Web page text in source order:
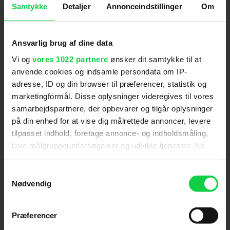
Samtykke Detaljer Annonceindstillinger Om
Ansvarlig brug af dine data
Vi og vores 1022 partnere ønsker dit samtykke til at
anvende cookies og indsamle persondata om IP-
adresse, ID og din browser til præferencer, statistik og
marketingformål. Disse oplysninger videregives til vores
samarbejdspartnere, der opbevarer og tilgår oplysninger
på din enhed for at vise dig målrettede annoncer, levere
tilpasset indhold, foretage annonce- og indholdsmåling,
lave målgruppeundersøgelser og udvikle tjenester. Se
tilbage eller ændre indstillinger fra vores
"Cookiedeklaration", eller ved at trykke på "Privacy
Nødvendig
Præferencer
Anmeldelser fra medierne
(6)
Filmmagasinet Ekko
Lea Globs dokumentariske pendant til 'Boyhood' er
tempo, vurderes den til kun at kunne virke
under 11 år.